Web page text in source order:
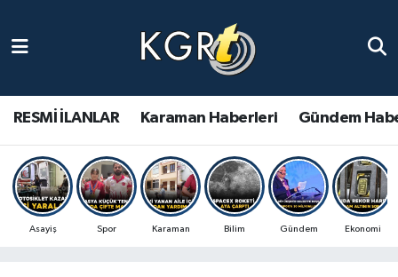
RESMİ İLANLAR Karaman Haberleri Gündem
Asayiş Spor Karaman Bilim Gündem Ekonomi
Gündem Haberleri
Güncel Haberler
Spor Haberleri